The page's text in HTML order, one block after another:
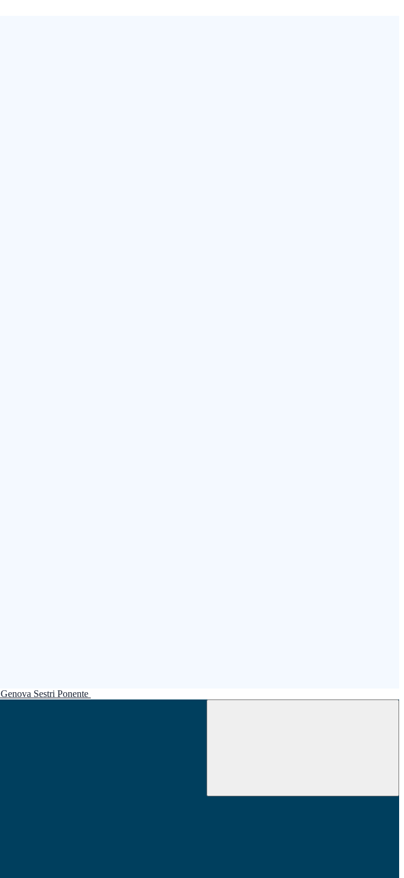
Genova Sestri Ponente